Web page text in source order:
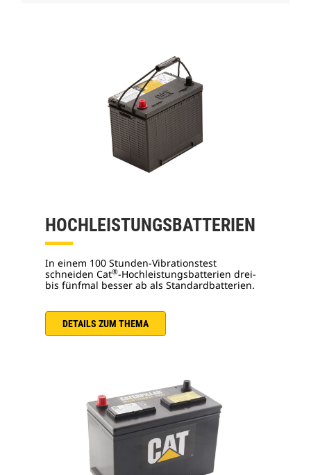
HOCHLEISTUNGSBATTERIEN
In einem 100 Stunden-Vibrationstest
schneiden Cat®-Hochleistungsbatterien drei-
bis fünfmal besser ab als Standardbatterien.
DETAILS ZUM THEMA